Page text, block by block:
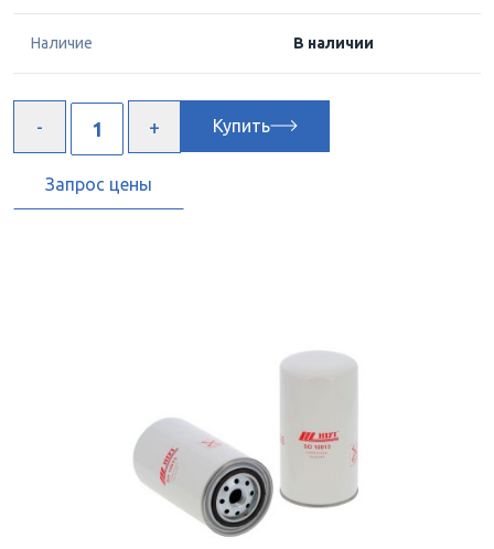
Наличие В наличии
Купить
Запрос цены